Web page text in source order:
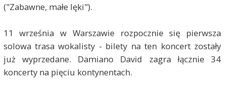
("Zabawne, małe lęki").
11 września w Warszawie rozpocznie się pierwsza
solowa trasa wokalisty - bilety na ten koncert zostały
już wyprzedane. Damiano David zagra łącznie 34
koncerty na pięciu kontynentach.